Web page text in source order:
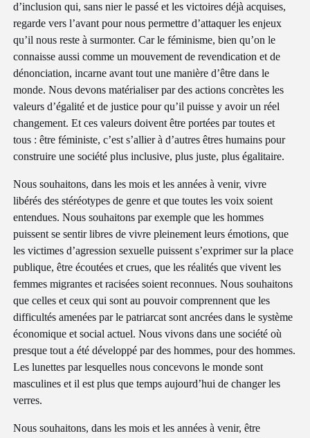
d’inclusion qui, sans nier le passé et les victoires déjà acquises,
regarde vers l’avant pour nous permettre d’attaquer les enjeux
qu’il nous reste à surmonter. Car le féminisme, bien qu’on le
connaisse aussi comme un mouvement de revendication et de
dénonciation, incarne avant tout une manière d’être dans le
monde. Nous devons matérialiser par des actions concrètes les
valeurs d’égalité et de justice pour qu’il puisse y avoir un réel
changement. Et ces valeurs doivent être portées par toutes et
tous : être féministe, c’est s’allier à d’autres êtres humains pour
construire une société plus inclusive, plus juste, plus égalitaire.
Nous souhaitons, dans les mois et les années à venir, vivre
libérés des stéréotypes de genre et que toutes les voix soient
entendues. Nous souhaitons par exemple que les hommes
puissent se sentir libres de vivre pleinement leurs émotions, que
les victimes d’agression sexuelle puissent s’exprimer sur la place
publique, être écoutées et crues, que les réalités que vivent les
femmes migrantes et racisées soient reconnues. Nous souhaitons
que celles et ceux qui sont au pouvoir comprennent que les
difficultés amenées par le patriarcat sont ancrées dans le système
économique et social actuel. Nous vivons dans une société où
presque tout a été développé par des hommes, pour des hommes.
Les lunettes par lesquelles nous concevons le monde sont
masculines et il est plus que temps aujourd’hui de changer les
verres.
Nous souhaitons, dans les mois et les années à venir, être